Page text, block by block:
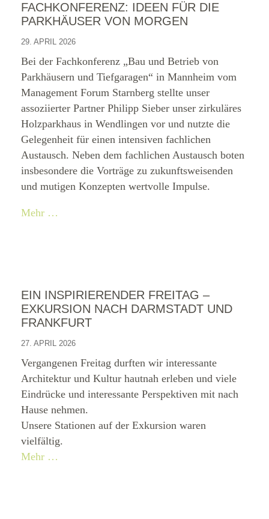
FACHKONFERENZ: IDEEN FÜR DIE
PARKHÄUSER VON MORGEN
29. APRIL 2026
Bei der Fachkonferenz „Bau und Betrieb von
Parkhäusern und Tiefgaragen“ in Mannheim vom
Management Forum Starnberg stellte unser
assoziierter Partner Philipp Sieber unser zirkuläres
Holzparkhaus in Wendlingen vor und nutzte die
Gelegenheit für einen intensiven fachlichen
Austausch. Neben dem fachlichen Austausch boten
insbesondere die Vorträge zu zukunftsweisenden
und mutigen Konzepten wertvolle Impulse.
Mehr …
EIN INSPIRIERENDER FREITAG –
EXKURSION NACH DARMSTADT UND
FRANKFURT
27. APRIL 2026
Vergangenen Freitag durften wir interessante
Architektur und Kultur hautnah erleben und viele
Eindrücke und interessante Perspektiven mit nach
Hause nehmen.
Unsere Stationen auf der Exkursion waren
vielfältig.
Mehr …